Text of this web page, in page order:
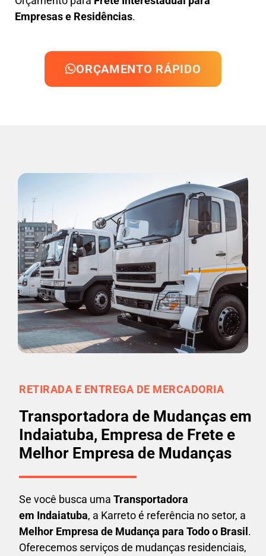
Empresas e Residências.
ORÇAMENTO RÁPIDO
RETIRADA E ENTREGA DE MERCADORIA
Transportadora de Mudanças em
Indaiatuba, Empresa de Frete e
Melhor Empresa de Mudanças
Se você busca uma Transportadora
em Indaiatuba, a Karreto é referência no setor, a
Melhor Empresa de Mudança para Todo o Brasil.
Oferecemos serviços de mudanças residenciais,